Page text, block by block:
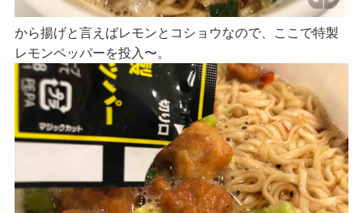
から揚げと言えばレモンとコショウなので、ここで特製
レモンペッパーを投入〜。